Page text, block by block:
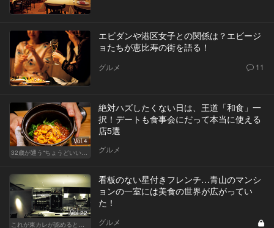
エビダンや港区女子との関係は？エビージ
ョたちが恵比寿の街を語る！
グルメ 11
Vol.4
32歳が通う“ちょうどいい”価格の店
絶対ハズしたくない日は、王道「和食」一
択！デートも食事会にだって本当に使える
店5選
グルメ
Vol.22
看板のない星付きフレンチ…青山のマンシ
ョンの一室には美食の世界が広がってい
た！
グルメ